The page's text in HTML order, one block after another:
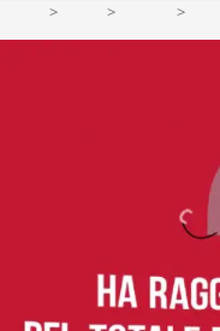
> > >